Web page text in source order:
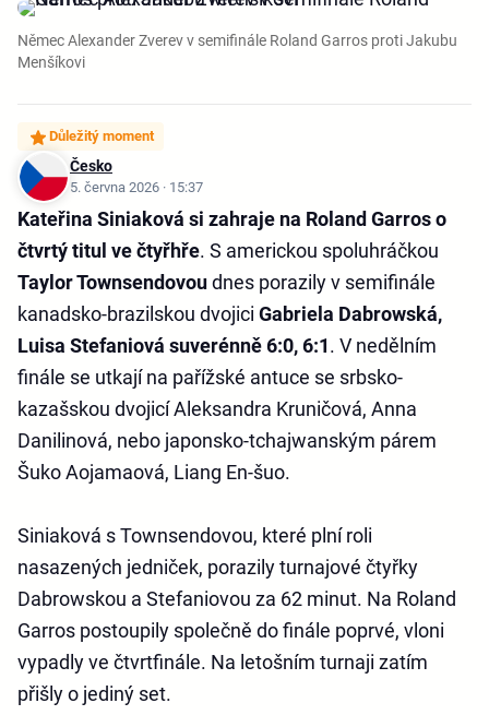
Němec Alexander Zverev v semifinále Roland Garros proti Jakubu
Menšíkovi
Důležitý moment
Česko
5. června 2026 · 15:37
Kateřina Siniaková si zahraje na Roland Garros o
čtvrtý titul ve čtyřhře. S americkou spoluhráčkou
Taylor Townsendovoudnes porazily v semifinále
kanadsko-brazilskou dvojici Gabriela Dabrowská,
Luisa Stefaniová suverénně 6:0, 6:1. V nedělním
finále se utkají na pařížské antuce se srbsko-
kazašskou dvojicí Aleksandra Kruničová, Anna
Danilinová, nebo japonsko-tchajwanským párem
Šuko Aojamaová, Liang En-šuo.
Siniaková s Townsendovou, které plní roli
nasazených jedniček, porazily turnajové čtyřky
Dabrowskou a Stefaniovou za 62 minut. Na Roland
Garros postoupily společně do finále poprvé, vloni
vypadly ve čtvrtfinále. Na letošním turnaji zatím
přišly o jediný set.